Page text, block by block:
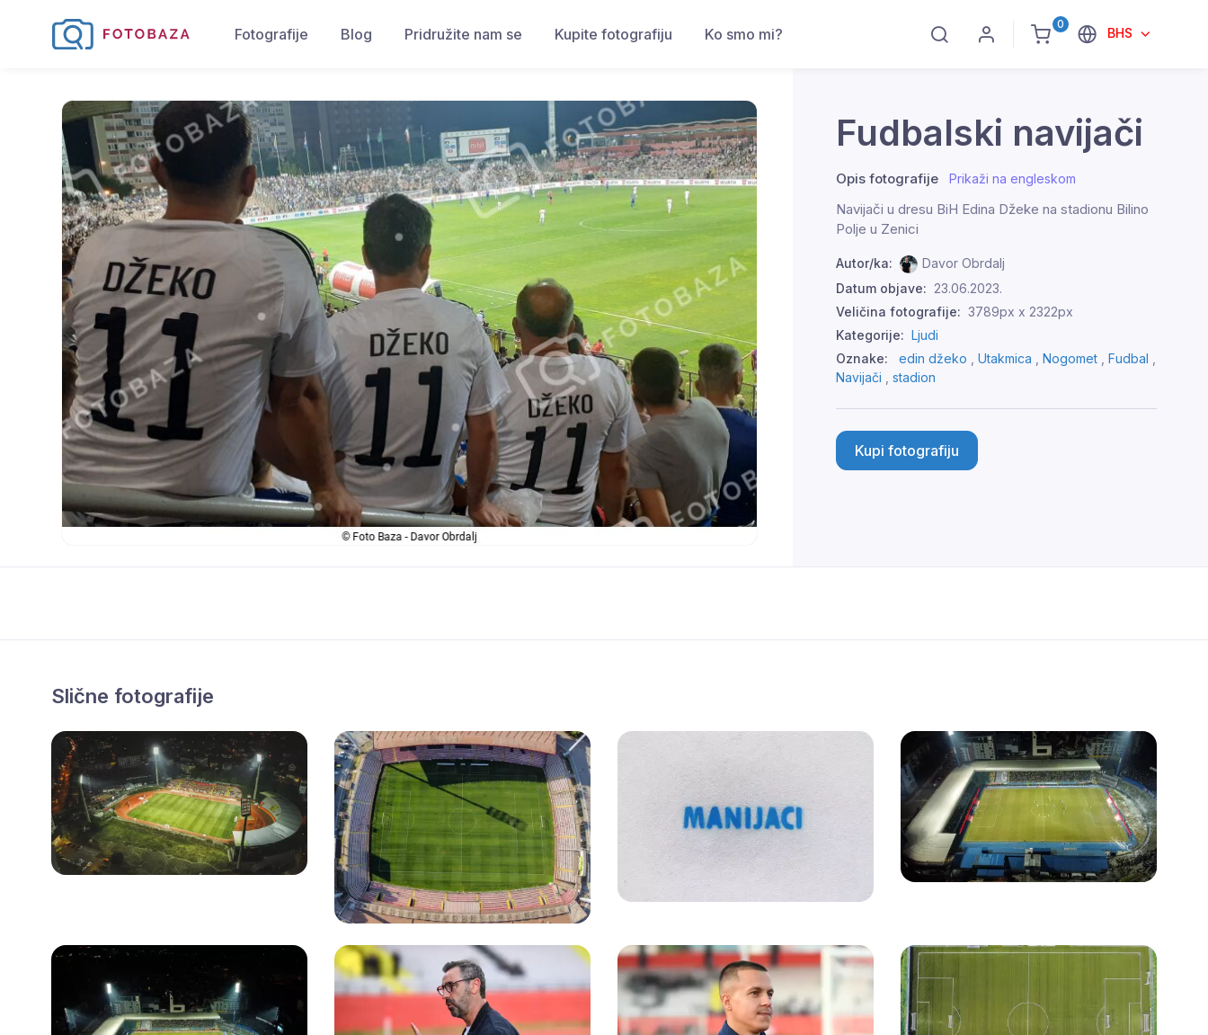
0
BHS
Fotografije Blog Pridružite nam se Kupite fotografiju Ko smo mi?
Fudbalski navijači
Opis fotografije Prikaži na engleskom
Navijači u dresu BiH Edina Džeke na stadionu Bilino
Polje u Zenici
Autor/ka:
Davor Obrdalj
Datum objave: 23.06.2023.
Veličina fotografije: 3789px x 2322px
Kategorije: Ljudi
Oznake:
edin džeko , Utakmica , Nogomet , Fudbal ,
Navijači , stadion
Kupi fotografiju
Slične fotografije